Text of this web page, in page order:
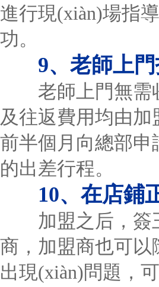
進行現(xiàn)場指
功。
9、老師上
老師上門無需收
及往返費用均由
前半個月向總部申
的出差行程。
10、在店鋪
加盟之后，簽王
商，加盟商也可
出現(xiàn)問題，